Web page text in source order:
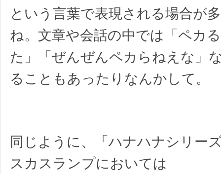
という言葉で表現される場合が
ね。文章や会話の中では「ペカ
た」「ぜんぜんペカらねえな」
ることもあったりなんかして。
同じように、「ハナハナシリー
スカスランプにおいては